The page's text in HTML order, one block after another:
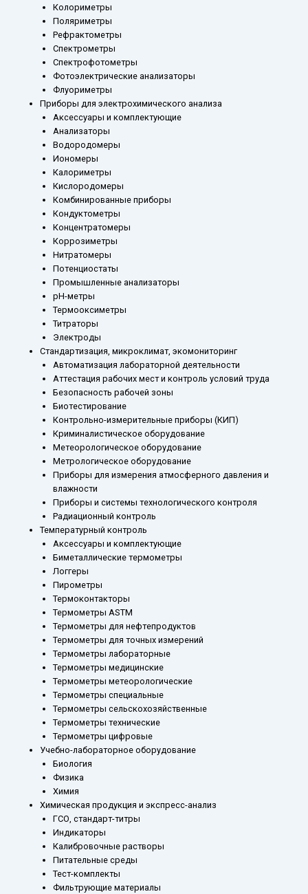
Колориметры
Поляриметры
Рефрактометры
Спектрометры
Спектрофотометры
Фотоэлектрические анализаторы
Флуориметры
Приборы для электрохимического анализа
Аксессуары и комплектующие
Анализаторы
Водородомеры
Иономеры
Калориметры
Кислородомеры
Комбинированные приборы
Кондуктометры
Концентратомеры
Коррозиметры
Нитратомеры
Потенциостаты
Промышленные анализаторы
рН-метры
Термооксиметры
Титраторы
Электроды
Стандартизация, микроклимат, экомониторинг
Автоматизация лабораторной деятельности
Аттестация рабочих мест и контроль условий труда
Безопасность рабочей зоны
Биотестирование
Контрольно-измерительные приборы (КИП)
Криминалистическое оборудование
Метеорологическое оборудование
Метрологическое оборудование
Приборы для измерения атмосферного давления и
влажности
Приборы и системы технологического контроля
Радиационный контроль
Температурный контроль
Аксессуары и комплектующие
Биметаллические термометры
Логгеры
Пирометры
Термоконтакторы
Термометры ASTM
Термометры для нефтепродуктов
Термометры для точных измерений
Термометры лабораторные
Термометры медицинские
Термометры метеорологические
Термометры специальные
Термометры сельскохозяйственные
Термометры технические
Термометры цифровые
Учебно-лабораторное оборудование
Биология
Физика
Химия
Химическая продукция и экспресс-анализ
ГСО, стандарт-титры
Индикаторы
Калибровочные растворы
Питательные среды
Тест-комплекты
Фильтрующие материалы